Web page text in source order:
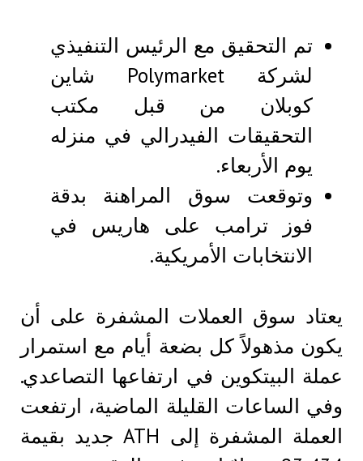
تم التحقيق مع الرئيس التنفيذي
لشركة Polymarket شاين
كوبلان من قبل مكتب
التحقيقات الفيدرالي في منزله
يوم الأربعاء.
وتوقعت سوق المراهنة بدقة
فوز ترامب على هاريس في
الانتخابات الأمريكية.
يعتاد سوق العملات المشفرة على أن
يكون مذهولاً كل بضعة أيام مع استمرار
عملة البيتكوين في ارتفاعها التصاعدي.
وفي الساعات القليلة الماضية، ارتفعت
العملة المشفرة إلى ATH جديد بقيمة